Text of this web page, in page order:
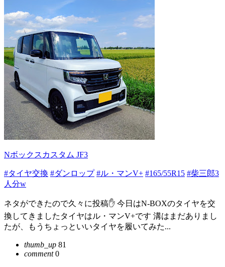
Nボックスカスタム JF3
#タイヤ交換 #ダンロップ #ル・マンV+ #165/55R15 #柴三郎3
人分w
ネタができたので久々に投稿✋ 今日はN-BOXのタイヤを交
換してきましたタイヤはル・マンV+です 溝はまだありまし
たが、もうちょっといいタイヤを履いてみた...
thumb_up 81
comment0